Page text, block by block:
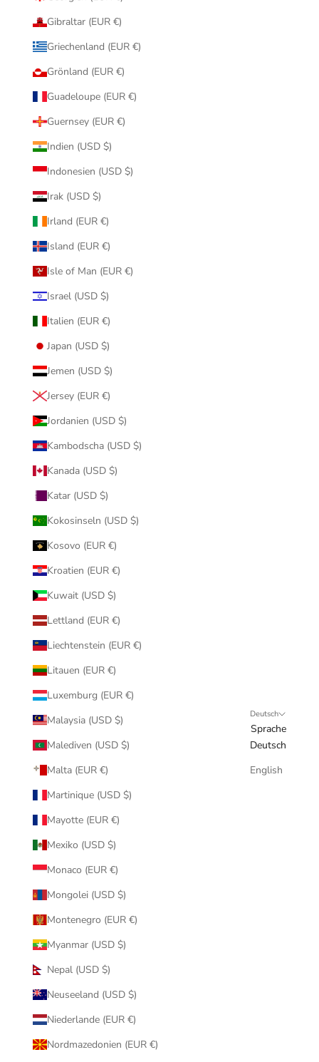
Gibraltar (EUR €)
Griechenland (EUR €)
Grönland (EUR €)
Guadeloupe (EUR €)
Guernsey (EUR €)
Indien (USD $)
Indonesien (USD $)
Irak (USD $)
Irland (EUR €)
Island (EUR €)
Isle of Man (EUR €)
Israel (USD $)
Italien (EUR €)
Japan (USD $)
Jemen (USD $)
Jersey (EUR €)
Jordanien (USD $)
Kambodscha (USD $)
Kanada (USD $)
Katar (USD $)
Kokosinseln (USD $)
Kosovo (EUR €)
Kroatien (EUR €)
Kuwait (USD $)
Lettland (EUR €)
Liechtenstein (EUR €)
Litauen (EUR €)
Luxemburg (EUR €)
Malaysia (USD $)
Malediven (USD $)
Malta (EUR €)
Martinique (USD $)
Mayotte (EUR €)
Mexiko (USD $)
Monaco (EUR €)
Mongolei (USD $)
Montenegro (EUR €)
Myanmar (USD $)
Nepal (USD $)
Neuseeland (USD $)
Niederlande (EUR €)
Nordmazedonien (EUR €)
Deutsch
Sprache
Deutsch
English